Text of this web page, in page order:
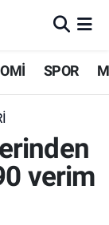
SPOR
verim